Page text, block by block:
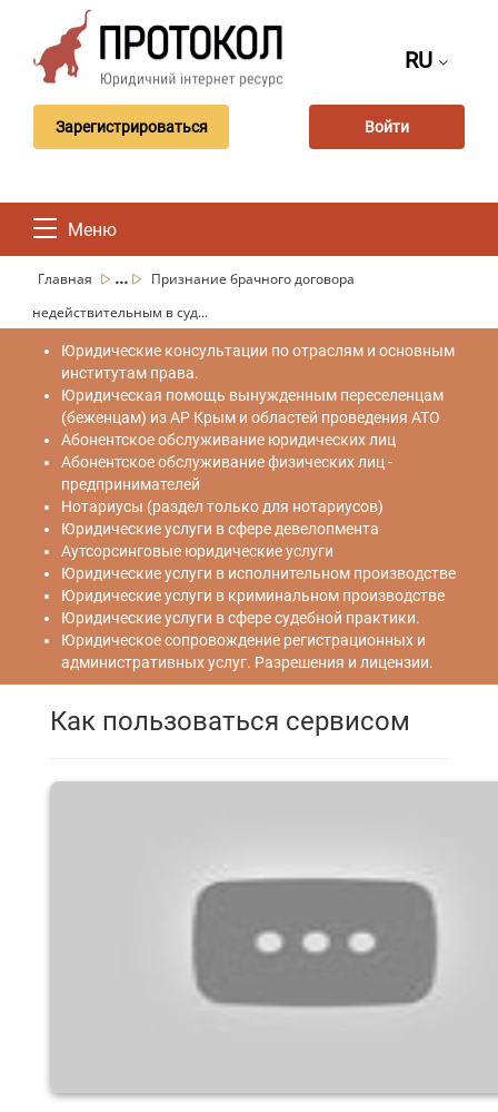
RU
Зарегистрироваться Войти
Меню
Главная ...
Признание брачного договора
недействительным в суд...
Юридические консультации по отраслям и основным
институтам права.
Юридическая помощь вынужденным переселенцам
(беженцам) из АР Крым и областей проведения АТО
Абонентское обслуживание юридических лиц
Абонентское обслуживание физических лиц -
предпринимателей
Нотариусы (раздел только для нотариусов)
Юридические услуги в сфере девелопмента
Аутсорсинговые юридические услуги
Юридические услуги в исполнительном производстве
Юридические услуги в криминальном производстве
Юридические услуги в сфере судебной практики.
Юридическое сопровождение регистрационных и
административных услуг. Разрешения и лицензии.
Как пользоваться сервисом